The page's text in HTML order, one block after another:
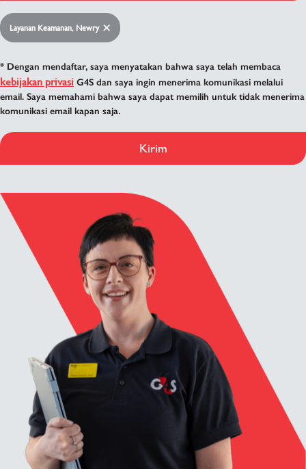
Layanan Keamanan, Newry
* Dengan mendaftar, saya menyatakan bahwa saya telah membaca
kebijakan privasi G4S dan saya ingin menerima komunikasi melalui
email. Saya memahami bahwa saya dapat memilih untuk tidak menerima
komunikasi email kapan saja.
Kirim